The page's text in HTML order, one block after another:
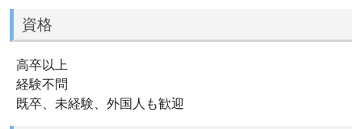
資格
高卒以上
経験不問
既卒、未経験、外国人も歓迎